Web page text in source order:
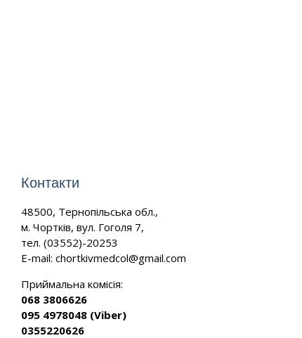
Контакти
48500, Тернопільська обл.,
м. Чортків, вул. Гоголя 7,
тел. (03552)-20253
E-mail:chortkivmedcol@gmail.com
Приймальна комісія:
068 3806626
095 4978048 (Viber)
0355220626